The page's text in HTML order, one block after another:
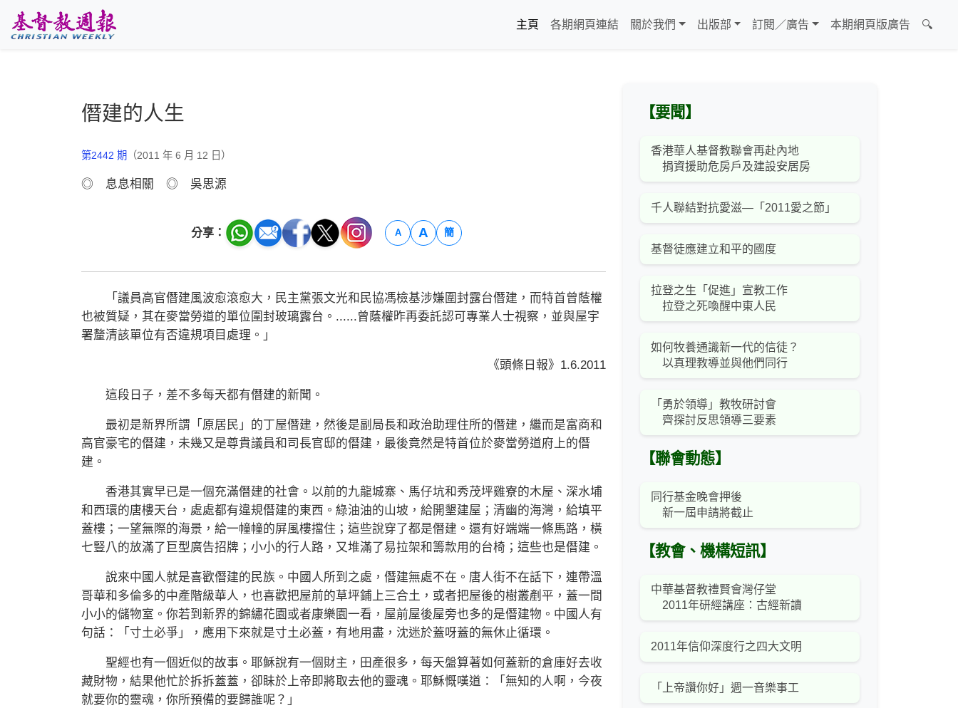
主頁
各期網頁連結 關於我們 出版部 訂閱／廣告 本期網頁版廣告 🔍
僭建的人生
第2442 期 （2011 年 6 月 12 日）
◎ 息息相關 ◎ 吳思源
分享： A A 簡
「議員高官僭建風波愈滾愈大，民主黨張文光和民協馮檢基涉嫌圍封露台僭建，而特首曾蔭權
也被質疑，其在麥當勞道的單位圍封玻璃露台。......曾蔭權昨再委託認可專業人士視察，並與屋宇
署釐清該單位有否違規項目處理。」
《頭條日報》1.6.2011
這段日子，差不多每天都有僭建的新聞。
最初是新界所謂「原居民」的丁屋僭建，然後是副局長和政治助理住所的僭建，繼而是富商和
高官豪宅的僭建，未幾又是尊貴議員和司長官邸的僭建，最後竟然是特首位於麥當勞道府上的僭
建。
香港其實早已是一個充滿僭建的社會。以前的九龍城寨、馬仔坑和秀茂坪雞寮的木屋、深水埔
和西環的唐樓天台，處處都有違規僭建的東西。綠油油的山坡，給開墾建屋；清幽的海灣，給填平
蓋樓；一望無際的海景，給一幢幢的屏風樓擋住；這些說穿了都是僭建。還有好端端一條馬路，橫
七豎八的放滿了巨型廣告招牌；小小的行人路，又堆滿了易拉架和籌款用的台椅；這些也是僭建。
說來中國人就是喜歡僭建的民族。中國人所到之處，僭建無處不在。唐人街不在話下，連帶溫
哥華和多倫多的中產階級華人，也喜歡把屋前的草坪鋪上三合土，或者把屋後的樹叢剷平，蓋一間
小小的儲物室。你若到新界的錦繡花園或者康樂園一看，屋前屋後屋旁也多的是僭建物。中國人有
句話：「寸土必爭」，應用下來就是寸土必蓋，有地用盡，沈迷於蓋呀蓋的無休止循環。
聖經也有一個近似的故事。耶穌說有一個財主，田產很多，每天盤算著如何蓋新的倉庫好去收
藏財物，結果他忙於拆拆蓋蓋，卻眛於上帝即將取去他的靈魂。耶穌慨嘆道：「無知的人啊，今夜
就要你的靈魂，你所預備的要歸誰呢？」
【要聞】
香港華人基督教聯會再赴內地
捐資援助危房戶及建設安居房
千人聯結對抗愛滋—「2011愛之節」
基督徒應建立和平的國度
拉登之生「促進」宣教工作
拉登之死喚醒中東人民
如何牧養通識新一代的信徒？
以真理教導並與他們同行
「勇於領導」教牧研討會
齊探討反思領導三要素
【聯會動態】
同行基金晚會押後
新一屆申請將截止
【教會、機構短訊】
中華基督教禮賢會灣仔堂
2011年研經講座：古經新讀
2011年信仰深度行之四大文明
「上帝讚你好」週一音樂事工